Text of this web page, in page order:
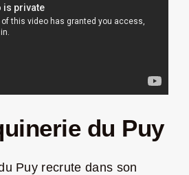
du Puy
Puy recrute dans son